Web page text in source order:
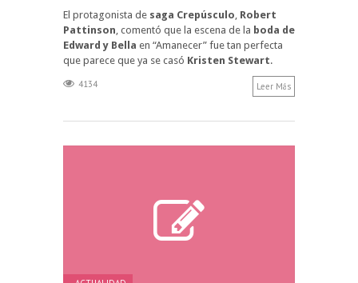
El protagonista de saga Crepúsculo, Robert
Pattinson, comentó que la escena de la boda de
Edward y Bella en “Amanecer” fue tan perfecta
que parece que ya se casó Kristen Stewart.
4134 Leer Más